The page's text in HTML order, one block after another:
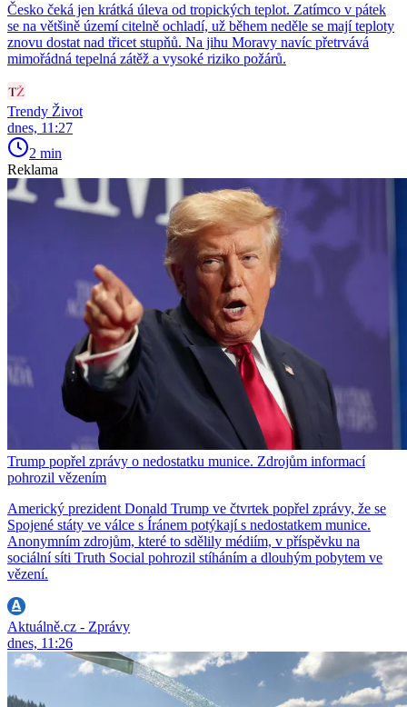
Česko čeká jen krátká úleva od tropických teplot. Zatímco v pátek
se na většině území citelně ochladí, už během neděle se mají teploty
znovu dostat nad třicet stupňů. Na jihu Moravy navíc přetrvává
mimořádná tepelná zátěž a vysoké riziko požárů.
Trendy Život
dnes, 11:27
2 min
Reklama
Trump popřel zprávy o nedostatku munice. Zdrojům informací
pohrozil vězením
Americký prezident Donald Trump ve čtvrtek popřel zprávy, že se
Spojené státy ve válce s Íránem potýkají s nedostatkem munice.
Anonymním zdrojům, které to sdělily médiím, v příspěvku na
sociální síti Truth Social pohrozil stíháním a dlouhým pobytem ve
vězení.
Aktuálně.cz - Zprávy
dnes, 11:26